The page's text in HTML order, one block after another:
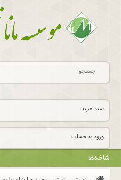
ورود به حساب
سبد خرید
شاخه‌ها